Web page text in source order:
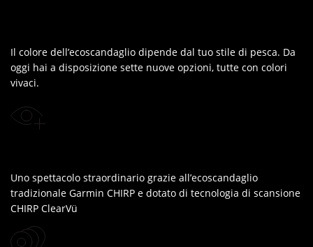
Il colore dell’ecoscandaglio dipende dal tuo stile di pesca. Da
oggi hai a disposizione sette nuove opzioni, tutte con colori
vivaci.
Uno spettacolo straordinario grazie all’ecoscandaglio
tradizionale Garmin CHIRP e dotato di tecnologia di scansione
CHIRP ClearVü